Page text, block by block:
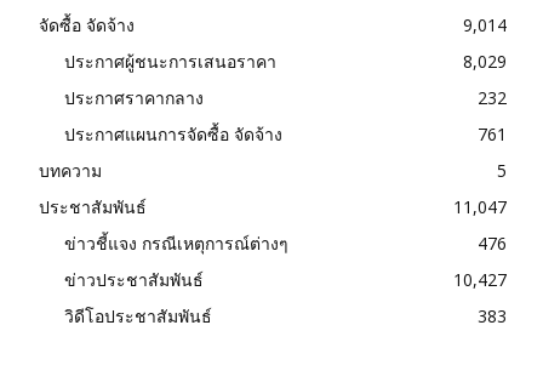
จัดซื้อ จัดจ้าง
9,014
ประกาศผู้ชนะการเสนอราคา
8,029
ประกาศราคากลาง
232
ประกาศแผนการจัดซื้อ จัดจ้าง
761
บทความ
5
ประชาสัมพันธ์
11,047
ข่าวชี้แจง กรณีเหตุการณ์ต่างๆ
476
ข่าวประชาสัมพันธ์
10,427
วิดีโอประชาสัมพันธ์
383